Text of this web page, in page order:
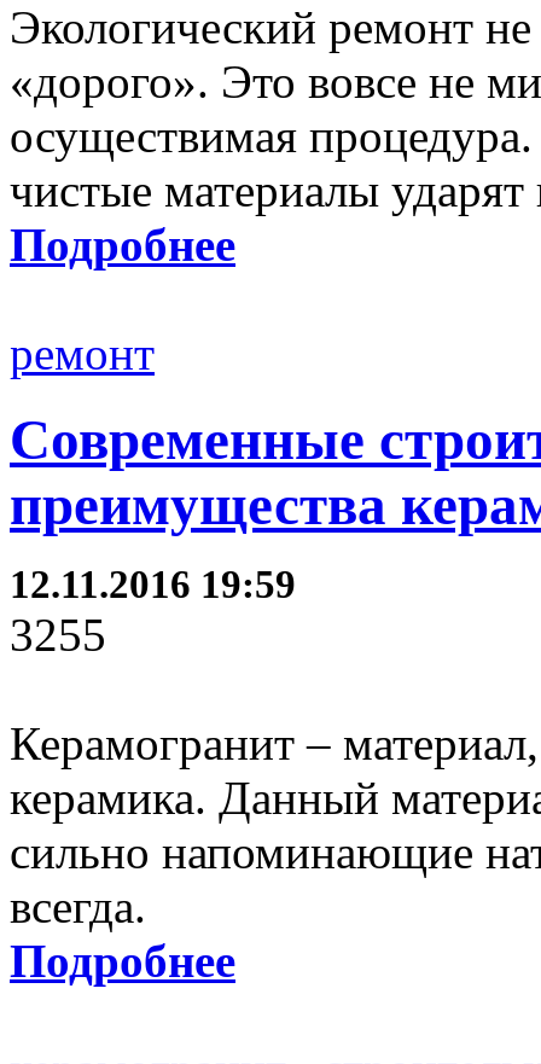
Экологический ремонт
«дорого». Это вовсе не
осуществимая процедура.
чистые материалы
Подробнее
ремонт
Современные
преимущества
12.11.2016 19:59
3255
Керамогранит –
керамика. Данный
сильно напоминающие
всегда.
Подробнее